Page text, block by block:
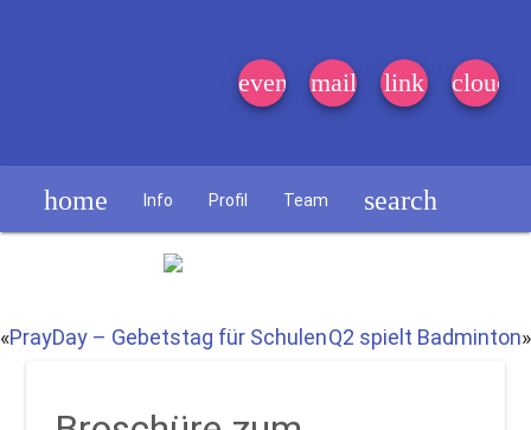
event_note
mail link cloud
home Info Profil Team search
«PrayDay – Gebetstag für SchulenQ2 spielt Badminton»